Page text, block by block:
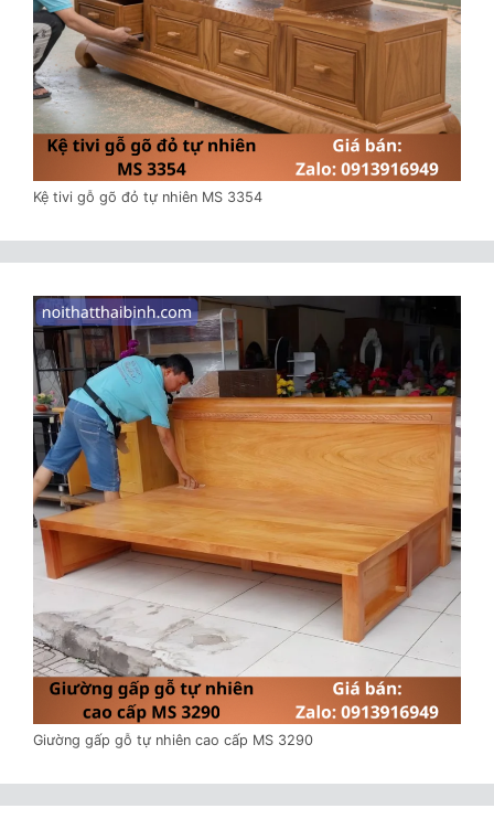
Kệ tivi gỗ gõ đỏ tự nhiên MS 3354
Giường gấp gỗ tự nhiên cao cấp MS 3290